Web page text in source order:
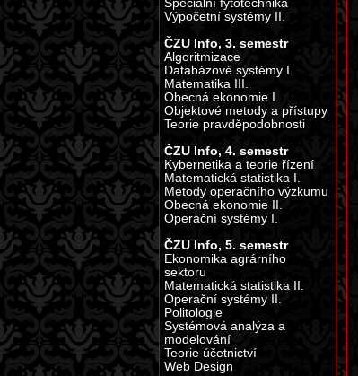
Speciální fytotechnika
Výpočetní systémy II.
ČZU Info, 3. semestr
Algoritmizace
Databázové systémy I.
Matematika III.
Obecná ekonomie I.
Objektové metody a přístupy
Teorie pravděpodobnosti
ČZU Info, 4. semestr
Kybernetika a teorie řízení
Matematická statistika I.
Metody operačního výzkumu
Obecná ekonomie II.
Operační systémy I.
ČZU Info, 5. semestr
Ekonomika agrárního
sektoru
Matematická statistika II.
Operační systémy II.
Politologie
Systémová analýza a
modelování
Teorie účetnictví
Web Design